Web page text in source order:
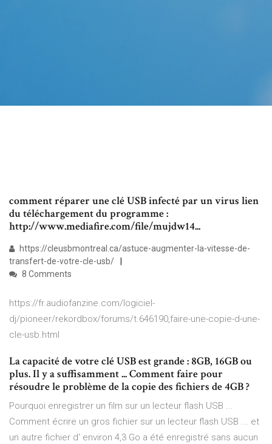
comment réparer une clé USB infecté par un virus lien
du téléchargement du programme :
http://www.mediafire.com/file/mujdw14...
https://cleusbmontreal.ca/astuce-augmenter-la-vitesse-de-
transfert-de-votre-cle-usb/
8 Comments
https://fr.audiofanzine.com/logiciel-
dj/pioneer/rekordbox/forums/t.646190,faire-une-copie-d-une-
cle-usb.html
La capacité de votre clé USB est grande : 8GB, 16GB ou
plus. Il y a suffisamment ... Comment faire pour
résoudre le problème de la copie des fichiers de 4GB ?
Pourquoi enregistrer un film sur un lecteur flash USB ...
Comment écrire un gros fichier sur un lecteur flash USB ... et
un autre fichier d' environ 4,3 Go a été enregistré sans aucun